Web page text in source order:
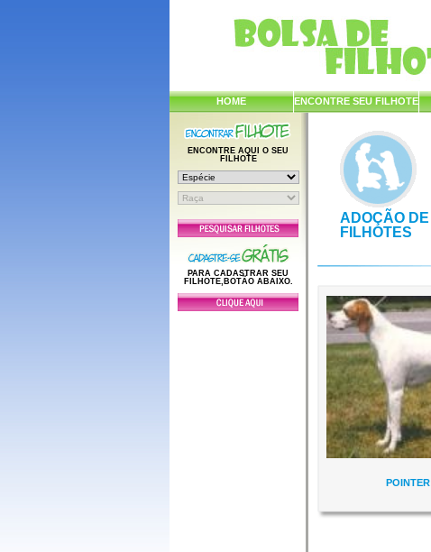
HOME ENCONTRE SEU FILHOTE
ENCONTRE AQUI O SEU
FILHOTE
PARA CADASTRAR SEU
FILHOTE,BOTÃO ABAIXO.
ADOÇÃO DE
FILHOTES
POINTER